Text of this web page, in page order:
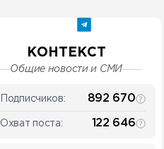
КОНТЕКСТ
Общие новости и СМИ
Подписчиков: 892 670
Охват поста: 122 646